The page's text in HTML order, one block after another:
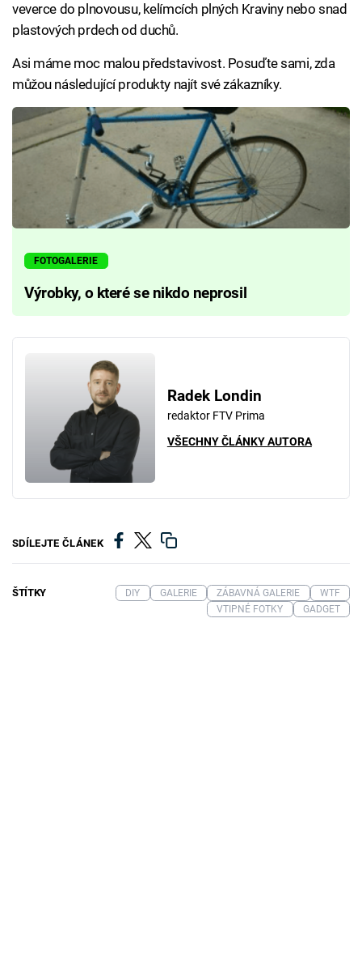
veverce do plnovousu, kelímcích plných Kraviny nebo snad
plastových prdech od duchů.
Asi máme moc malou představivost. Posuďte sami, zda
můžou následující produkty najít své zákazníky.
FOTOGALERIE
Výrobky, o které se nikdo neprosil
Radek Londin
redaktor FTV Prima
VŠECHNY ČLÁNKY AUTORA
SDÍLEJTE ČLÁNEK
ŠTÍTKY DIY GALERIE ZÁBAVNÁ GALERIE
WTF
VTIPNÉ FOTKY
GADGET